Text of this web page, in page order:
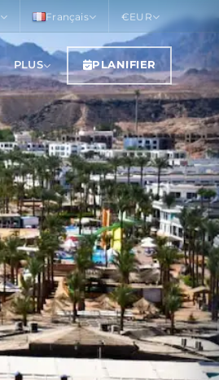
Français €EUR
PLUS PLANIFIER